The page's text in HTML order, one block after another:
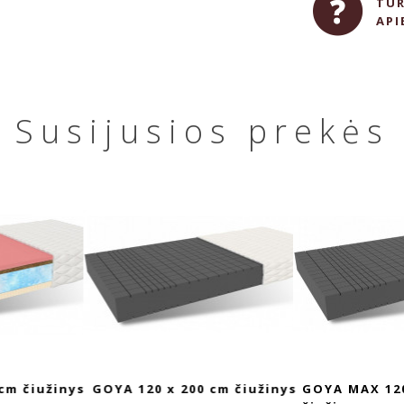
Susijusios prekės
x 200 cm čiužinys GOYA MAX 120 x 200 cm
GOYA